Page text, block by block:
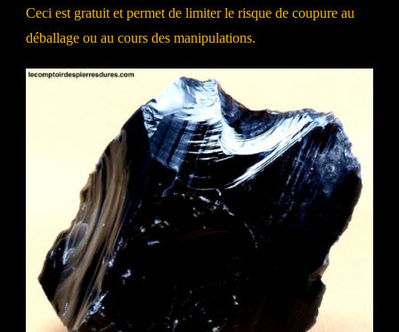
Ceci est gratuit et permet de limiter le risque de coupure au
déballage ou au cours des manipulations.